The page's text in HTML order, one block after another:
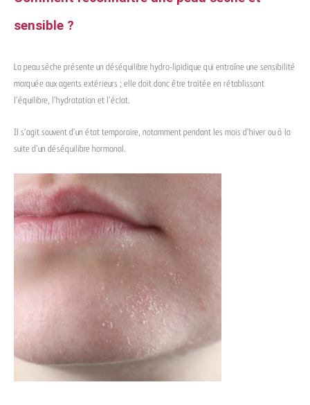
sensible ?
La peau sèche présente un déséquilibre hydro-lipidique qui entraîne une sensibilité
marquée aux agents extérieurs ; elle doit donc être traitée en rétablissant
l’équilibre, l’hydratation et l’éclat.
Il s’agit souvent d’un état temporaire, notamment pendant les mois d’hiver ou à la
suite d’un déséquilibre hormonal.